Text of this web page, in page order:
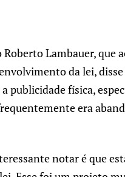
Roberto Lambauer, que
da lei,
publicidade física,
era
notar é que